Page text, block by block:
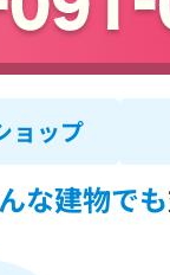
ョップ
な建物でも